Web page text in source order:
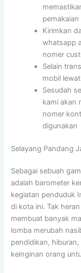
Kirimkan
whatsapp
nomer
Selain
mobil
Sesudah
kami akan
nomer
digunakan
Selayang Pandang
Sebagai sebuah
adalah barometer
kegiatan penduduk
di kota ini. Tak
membuat banyak
lomba merubah
pendidikan,
keinginan orang